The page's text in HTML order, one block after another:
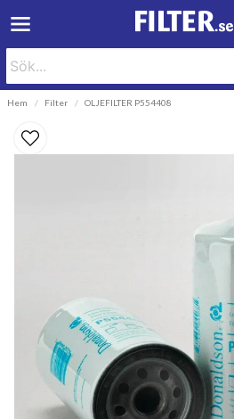
Hem Filter OLJEFILTER P554408